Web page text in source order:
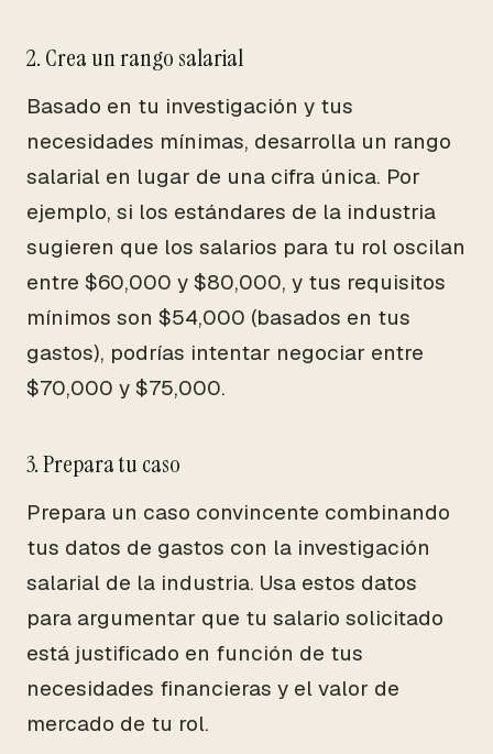
2. Crea un rango salarial
Basado en tu investigación y tus
necesidades mínimas, desarrolla un rango
salarial en lugar de una cifra única. Por
ejemplo, si los estándares de la industria
sugieren que los salarios para tu rol oscilan
entre $60,000 y $80,000, y tus requisitos
mínimos son $54,000 (basados en tus
gastos), podrías intentar negociar entre
$70,000 y $75,000.
3. Prepara tu caso
Prepara un caso convincente combinando
tus datos de gastos con la investigación
salarial de la industria. Usa estos datos
para argumentar que tu salario solicitado
está justificado en función de tus
necesidades financieras y el valor de
mercado de tu rol.